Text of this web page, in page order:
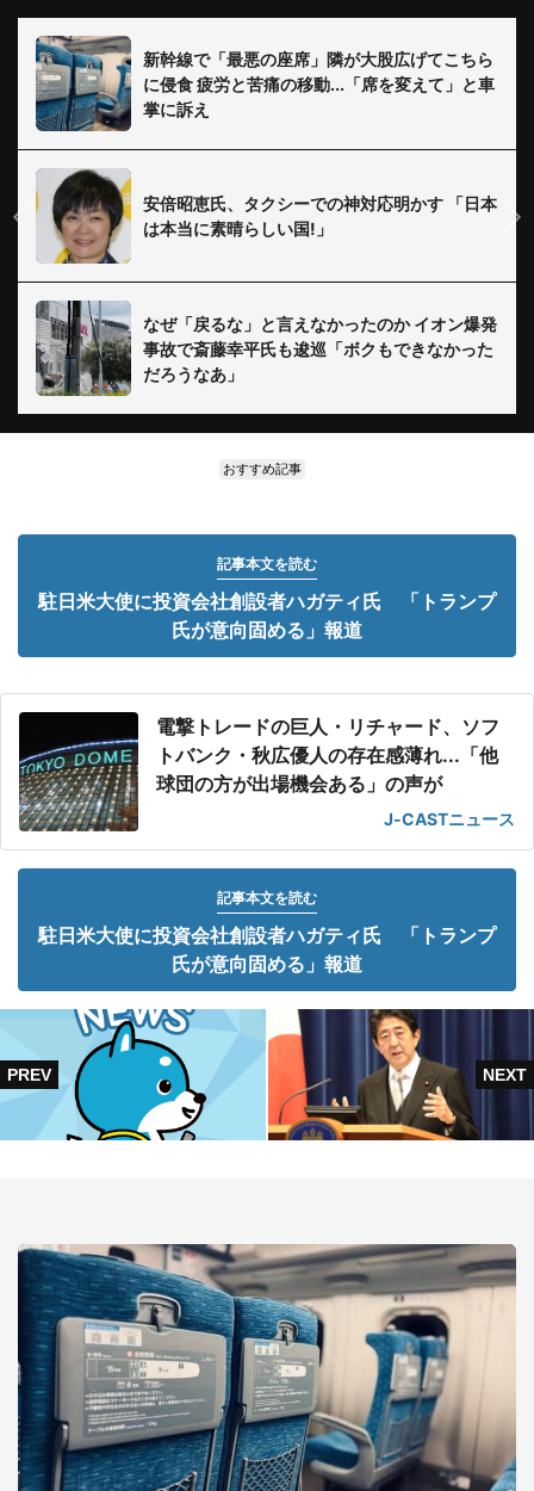
新幹線で「最悪の座席」隣が大股広げてこちら
に侵食 疲労と苦痛の移動...「席を変えて」と車
掌に訴え
安倍昭恵氏、タクシーでの神対応明かす 「日本
は本当に素晴らしい国!」
なぜ「戻るな」と言えなかったのか イオン爆発
事故で斎藤幸平氏も逡巡「ボクもできなかった
だろうなあ」
おすすめ記事
記事本文を読む
駐日米大使に投資会社創設者ハガティ氏 「トランプ
氏が意向固める」報道
電撃トレードの巨人・リチャード、ソフ
トバンク・秋広優人の存在感薄れ...「他
球団の方が出場機会ある」の声が
J-CASTニュース
記事本文を読む
駐日米大使に投資会社創設者ハガティ氏 「トランプ
氏が意向固める」報道